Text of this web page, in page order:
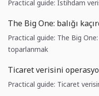
Practical guide: İstihdam
The Big One: balığı
Practical guide: The Big One:
toparlanmak
Ticaret verisini
Practical guide: Ticaret